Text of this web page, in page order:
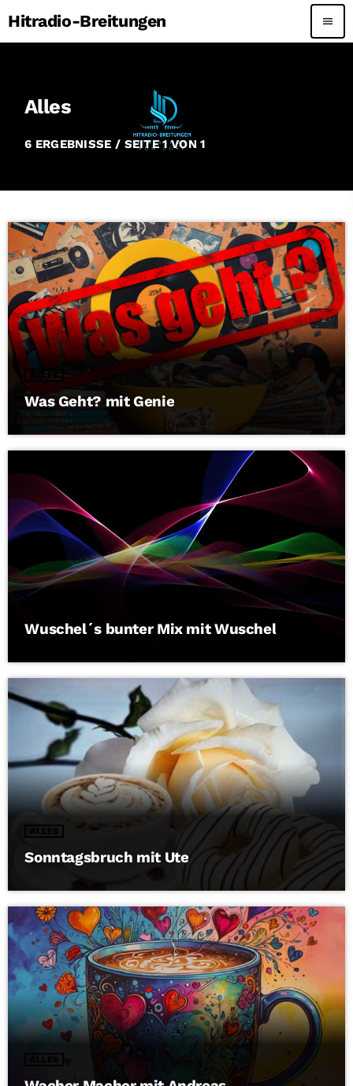
Hitradio-Breitungen menu
Alles
6 ERGEBNISSE / SEITE 1 VON 1
Was Geht? mit Genie
Wuschel´s bunter Mix mit Wuschel
ALLES
Sonntagsbruch mit Ute